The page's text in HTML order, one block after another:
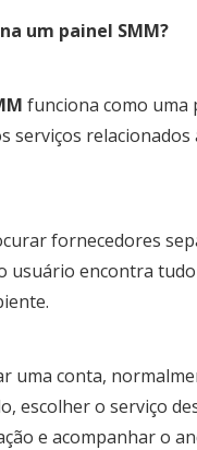
um painel SMM?
funciona como uma
serviços relacionados
fornecedores
usuário encontra
uma conta,
escolher o serviço
e acompanhar o